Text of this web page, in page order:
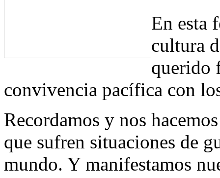
En esta
cultura
querido
convivencia pacífica con
Recordamos y nos
que sufren situaciones de
mundo. Y manifestamos